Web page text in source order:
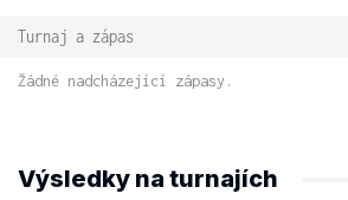
Turnaj a zápas
Žádné nadcházející zápasy.
Výsledky na turnajích